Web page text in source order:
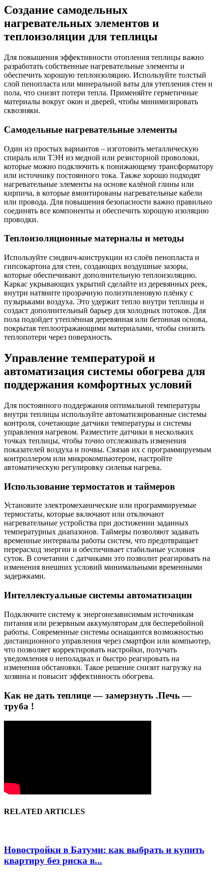
Создание самодельных
нагревательных элементов и
теплоизоляции для теплицы
Для повышения эффективности отопления теплицы важно
разработать собственные нагревательные элементы и
обеспечить хорошую теплоизоляцию. Используйте толстый
слой пенопласта или минеральной ваты для утепления стен и
пола, что снизит потери тепла. Применяйте герметичные
материалы вокруг окон и дверей, чтобы минимизировать
сквозняки.
Самодельные нагревательные элементы
Один из простых вариантов – изготовить металлическую
спираль или ТЭН из медной или резисторной проволоки,
которые можно подключить к понижающему трансформатору
или источнику постоянного тока. Также хорошо подходят
нагревательные элементы на основе калёной глины или
кирпича, в которые вмонтированы нагревательные кабели
или провода. Для повышения безопасности важно правильно
соединять все компоненты и обеспечить хорошую изоляцию
проводки.
Теплоизоляционные материалы и методы
Используйте сэндвич-конструкции из слоёв пенопласта и
гипсокартона для стен, создающих воздушные зазоры,
которые обеспечивают дополнительную теплоизоляцию.
Каркас укрывающих укрытий сделайте из деревянных реек,
внутри натяните прозрачную полиэтиленовую плёнку с
пузырьками воздуха. Это удержит тепло внутри теплицы и
создаст дополнительный барьер для холодных потоков. Для
пола подойдет утеплённая деревянная или бетонная основа,
покрытая теплоотражающими материалами, чтобы снизить
теплопотери через поверхность.
Управление температурой и
автоматизация системы обогрева для
поддержания комфортных условий
Для постоянного поддержания оптимальной температуры
внутри теплицы используйте автоматизированные системы
контроля, сочетающие датчики температуры и системы
управления нагревом. Разместите датчики в нескольких
точках теплицы, чтобы точно отслеживать изменения
показателей воздуха и почвы. Связав их с программируемым
контроллером или микрокомпьютером, настройте
автоматическую регулировку силenья нагрева.
Использование термостатов и таймеров
Установите электромеханические или программируемые
термостаты, которые включают или отключают
нагревательные устройства при достижении заданных
температурных диапазонов. Таймеры позволяют задавать
временные интервалы работы систем, что предотвращает
перерасход энергии и обеспечивает стабильные условия
суток. В сочетании с датчиками это позволит реагировать на
изменения внешних условий минимальными временными
задержками.
Интеллектуальные системы автоматизации
Подключите систему к энергонезависимым источникам
питания или резервным аккумуляторам для бесперебойной
работы. Современные системы оснащаются возможностью
дистанционного управления через смартфон или компьютер,
что позволяет корректировать настройки, получать
уведомления о неполадках и быстро реагировать на
изменения обстановки. Такое решение снизит нагрузку на
хозяина и повысит эффективность обогрева.
Как не дать теплице — замерзнуть .Печь —
труба !
RELATED ARTICLES
Новостройки в Батуми: как выбрать и купить
квартиру без риска в...